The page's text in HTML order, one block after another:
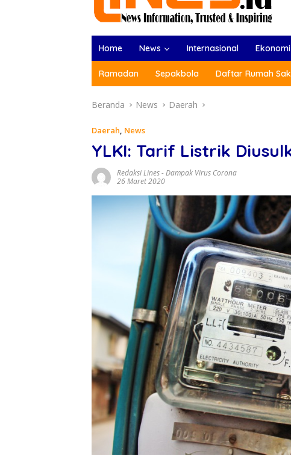
Home News Internasional Ekonomi
Ramadan Sepakbola Daftar Rumah
Beranda News Daerah
Daerah, News
YLKI: Tarif Listrik
Redaksi Lines-Dampak Virus Corona
26 Maret 2020